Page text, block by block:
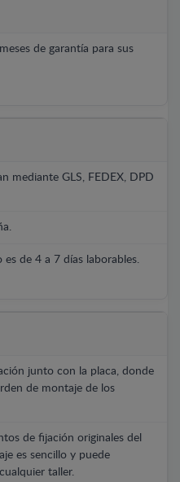
de garantía para sus
mediante GLS, FEDEX, DPD
es de 4 a 7 días laborables.
junto con la placa, donde
de montaje de los
de fijación originales del
es sencillo y puede
taller.